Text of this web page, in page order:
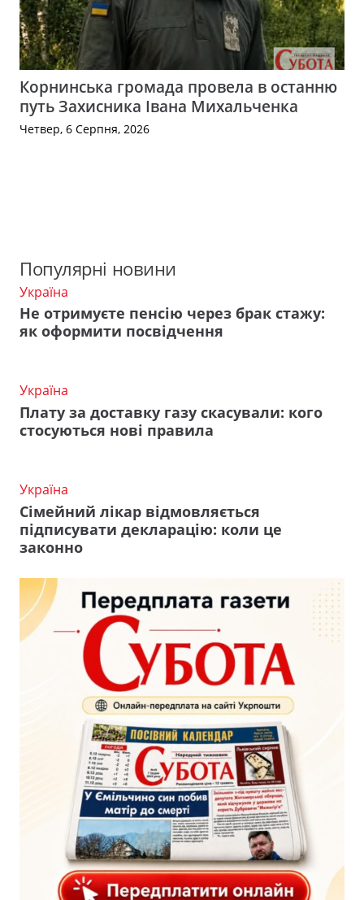
Корнинська громада провела в останню
путь Захисника Івана Михальченка
Четвер, 6 Серпня, 2026
Популярні новини
Україна
Не отримуєте пенсію через брак стажу:
як оформити посвідчення
Україна
Плату за доставку газу скасували: кого
стосуються нові правила
Україна
Сімейний лікар відмовляється
підписувати декларацію: коли це
законно